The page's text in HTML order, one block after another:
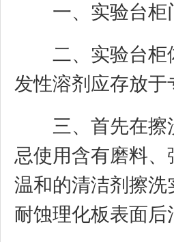
一、实验台柜
二、实验台柜体
发性溶剂应存放
三、首先在擦洗
忌使用含有磨料
温和的清洁剂擦
耐蚀理化板表面后